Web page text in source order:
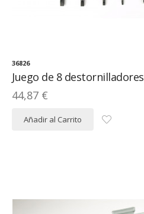
36826
Juego de 8 destornilladores
44,87 €
Añadir al Carrito